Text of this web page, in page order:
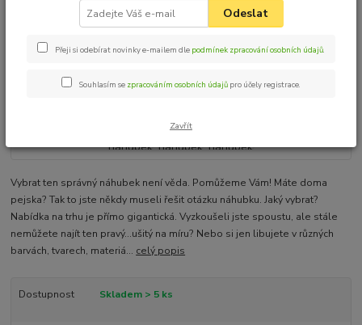
Palkar kožený náhubek pro psy
vel. 3 28 cm x 8 cm hnědá
Vybrat ten správný náhubek není věda. Pomůžeme Vám! Máte doma
pejska? Tak to jste někdy museli řešit otázku náhubku. Jaký vybrat?
Nabídka na trhu je přímo gigantická. Vyzkoušeli jste spoustu, ale stále
nemůžete najít ten pravý...ušitý na míru? Nebo si jen libujete v různých
barvách, tvarech, materiá... celý popis
Dostupnost Skladem > 5 ks
Odeslat
Přeji si odebírat novinky e-mailem dle podmínek zpracování osobních údajů.
Souhlasím se zpracováním osobních údajů pro účely registrace.
Zavřít